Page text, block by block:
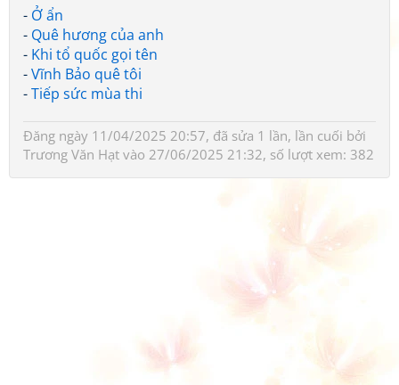
- Ở ẩn
- Quê hương của anh
- Khi tổ quốc gọi tên
-Vĩnh Bảo quê tôi
-Tiếp sức mùa thi
Đăng ngày 11/04/2025 20:57, đã sửa 1 lần, lần cuối bởi
Trương Văn Hạt vào 27/06/2025 21:32, số lượt xem: 382